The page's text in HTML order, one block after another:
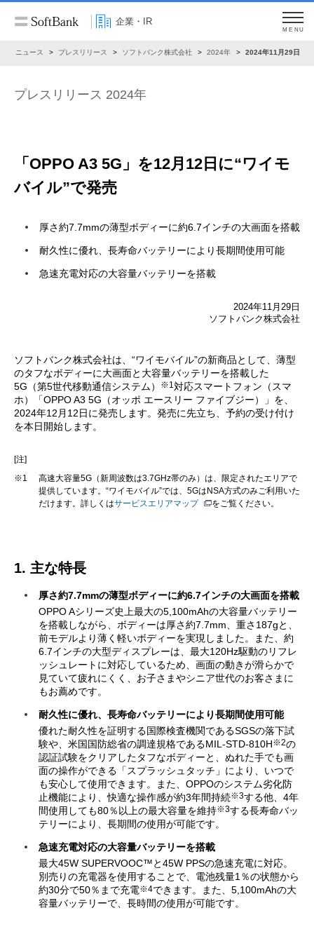
企業・IR
MENU
ニュース プレスリリース ソフトバンク株式会社 2024年 2024年11月29日
プレスリリース 2024年
「OPPO A3 5G」を12月12日に“ワイモ
バイル”で発売
厚さ約7.7mmの薄型ボディーに約6.7インチの大画面を搭載
耐久性に優れ、長寿命バッテリーにより長期間使用可能
急速充電対応の大容量バッテリーを搭載
2024年11月29日
ソフトバンク株式会社
ソフトバンク株式会社は、“ワイモバイル”の新商品として、薄型
のタフなボディーに大画面と大容量バッテリーを搭載した
5G（第5世代移動通信システム）
※1対応スマートフォン（スマ
ホ）「OPPO A3 5G（オッポ エースリー ファイブジー）」を、
2024年12月12日に発売します。発売に先立ち、予約の受け付け
を本日開始します。
[注]
※1
高速大容量5G（新周波数は3.7GHz帯のみ）は、限定されたエリアで
提供しています。“ワイモバイル”では、5GはNSA方式のみご利用いた
だけます。詳しくはサービスエリアマップ をご覧ください。
1. 主な特長
厚さ約7.7mmの薄型ボディーに約6.7インチの大画面を搭載
OPPO Aシリーズ史上最大の5,100mAhの大容量バッテリー
を搭載しながら、ボディーは厚さ約7.7mm、重さ187gと、
前モデルより薄く軽いボディーを実現しました。また、約
6.7インチの大型ディスプレーは、最大120Hz駆動のリフレ
ッシュレートに対応しているため、画面の動きが滑らかで
見ていて疲れにくく、お子さまやシニア世代のお客さまに
もお薦めです。
耐久性に優れ、長寿命バッテリーにより長期間使用可能
優れた耐久性を証明する国際検査機関であるSGSの落下試
験や、米国国防総省の調達規格であるMIL-STD-810H※2の
認証試験をクリアしたタフなボディーと、ぬれた手でも画
面の操作ができる「スプラッシュタッチ」により、いつで
も安心して使用できます。また、OPPOのシステム劣化防
止機能により、快適な操作感が約3年間持続※3する他、4年
間使用しても80％以上の最大容量を維持※3する長寿命バッ
テリーにより、長期間の使用が可能です。
急速充電対応の大容量バッテリーを搭載
最大45W SUPERVOOC™と45W PPSの急速充電に対応。
別売りの充電器を使用することで、電池残量1％の状態から
約30分で50％まで充電※4できます。また、5,100mAhの大
容量バッテリーで、長時間の使用が可能です。